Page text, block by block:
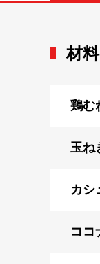
材料
鶏む
玉ね
カシ
ココ